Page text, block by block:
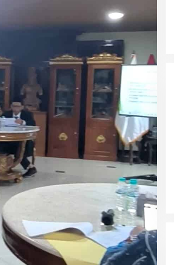
Masyarakat Tidak Panic Buying
Jelang Lebaran
Polres Ngawi Ungkap Peredaran
Okerbaya Amankan 2 Tersangka